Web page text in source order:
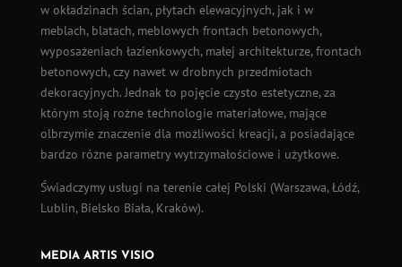
w okładzinach ścian, płytach elewacyjnych, jak i w
meblach, blatach, meblowych frontach betonowych,
wyposażeniach łazienkowych, małej architekturze, frontach
betonowych, czy nawet w drobnych przedmiotach
dekoracyjnych. Jednak to pojęcie czysto estetyczne, za
którym stoją rożne technologie materiałowe, mające
olbrzymie znaczenie dla możliwości kreacji, a posiadające
bardzo różne parametry wytrzymałościowe i użytkowe.
Świadczymy usługi na terenie całej Polski (Warszawa,Łódź,
Lublin, Bielsko Biała, Kraków).
MEDIA ARTIS VISIO